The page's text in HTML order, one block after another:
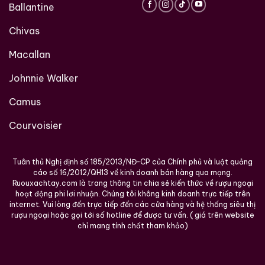
Suntory, hiểu whisky Nhật và trân trọng chiều sâu
lịch sử
tiếng toàn cầu của whisky Nhật Bản.
Trong bất kỳ bộ sưu tập rượu nhập khẩu cao cấp nào,
sự hiện diện của chai whisky này luôn mang ý nghĩa
hạn– những phẩm chất gắn liền với tên tuổi Keizo
Giới Thiệu Một Số Mẫu Rượu Trung Quốc
Ballantine
Chivas
Macallan
Johnnie Walker
Camus
Courvoisier
Tuân thủ Nghị định số 185/2013/NĐ-CP của Chính phủ và luật quảng
cáo số 16/2012/QH13 về kinh doanh bán hàng qua mạng.
Ruouxachtay.com là trang thông tin chia sẻ kiến thức về rượu ngoại
hoạt động phi lơi nhuận. Chúng tôi không kinh doanh trực tiếp trên
internet. Vui lòng đến trực tiếp đến các cửa hàng và hệ thống siêu thị
rượu ngoại hoặc gọi tới số hotline để được tư vấn. ( giá trên website
chỉ mang tính chất tham khảo)